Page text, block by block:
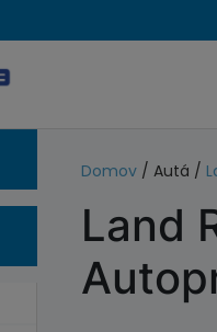
Domov / Autá /
Land